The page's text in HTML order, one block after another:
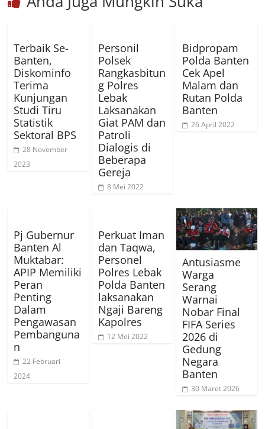
Terbaik Se-
Banten,
Diskominfo
Terima
Kunjungan
Studi Tiru
Statistik
Sektoral BPS
28 November
2023
Personil
Polsek
Rangkasbitun
g Polres
Lebak
Laksanakan
Giat PAM dan
Patroli
Dialogis di
Beberapa
Gereja
8 Mei 2022
Bidpropam
Polda Banten
Cek Apel
Malam dan
Rutan Polda
Banten
26 April 2022
Pj Gubernur
Banten Al
Muktabar:
APIP Memiliki
Peran
Penting
Dalam
Pengawasan
Pembanguna
n
22 Februari
2024
Perkuat Iman
dan Taqwa,
Personel
Polres Lebak
Polda Banten
laksanakan
Ngaji Bareng
Kapolres
12 Mei 2022
Antusiasme
Warga
Serang
Warnai
Nobar Final
FIFA Series
2026 di
Gedung
Negara
Banten
30 Maret 2026